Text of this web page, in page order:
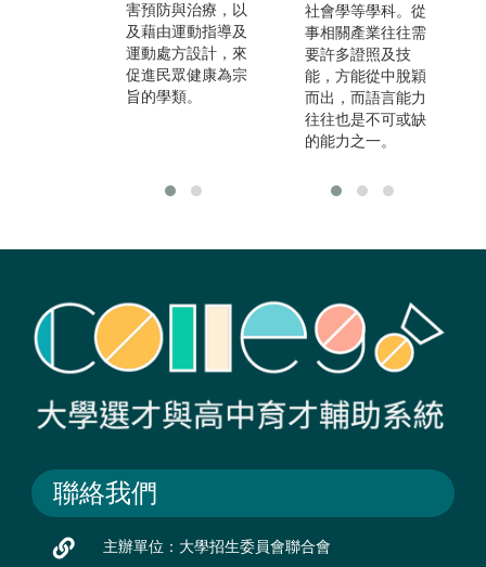
害預防與治療，以
及藉由運動指導及
運動處方設計，來
促進民眾健康為宗
旨的學類。
等。體適能指導員
能藉由醫學相關檢
測，評估身體健康
及適能狀況，開立
專屬的運動處方，
為全面性的健康照
護工作。
社會學等學科。從
事相關產業往往需
要許多證照及技
能，方能從中脫穎
而出，而語言能力
往往也是不可或缺
的能力之一。
聯絡我們
主辦單位：大學招生委員會聯合會